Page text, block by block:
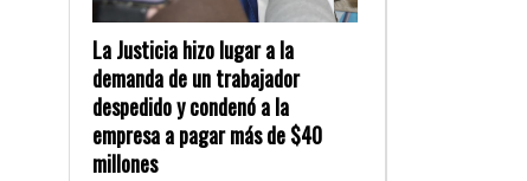
La Justicia hizo lugar a la
demanda de un trabajador
despedido y condenó a la
empresa a pagar más de $40
millones